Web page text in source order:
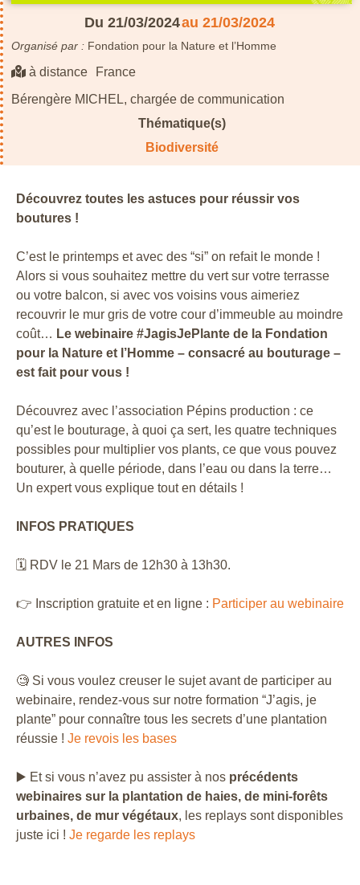
Découvrez toutes les astuces pour réussir vos
boutures !
C’est le printemps et avec des “si” on refait le monde !
Alors si vous souhaitez mettre du vert sur votre terrasse
ou votre balcon, si avec vos voisins vous aimeriez
recouvrir le mur gris de votre cour d’immeuble au moindre
coût… Le webinaire #JagisJePlante de la Fondation
pour la Nature et l’Homme – consacré au bouturage –
est fait pour vous !
Découvrez avec l’association Pépins production : ce
qu’est le bouturage, à quoi ça sert, les quatre techniques
possibles pour multiplier vos plants, ce que vous pouvez
bouturer, à quelle période, dans l’eau ou dans la terre…
Un expert vous explique tout en détails !
INFOS PRATIQUES
🗓 RDV le 21 Mars de 12h30 à 13h30.
👉 Inscription gratuite et en ligne : Participer au webinaire
AUTRES INFOS
🧐 Si vous voulez creuser le sujet avant de participer au
webinaire, rendez-vous sur notre formation “J’agis, je
plante” pour connaître tous les secrets d’une plantation
réussie ! Je revois les bases
▶️ Et si vous n’avez pu assister à nos précédents
webinaires sur la plantation de haies, de mini-forêts
urbaines, de mur végétaux, les replays sont disponibles
juste ici ! Je regarde les replays
Du 21/03/2024au 21/03/2024
Organisé par : Fondation pour la Nature et l’Homme
à distance
France
Bérengère MICHEL, chargée de communication
Thématique(s)
Biodiversité